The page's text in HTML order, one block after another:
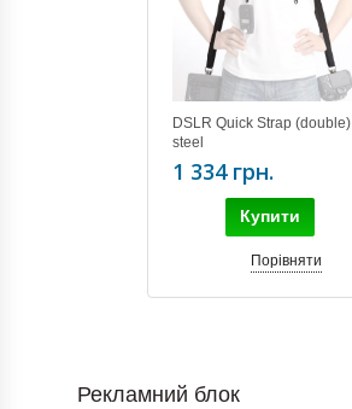
DSLR Quick Strap (double)
steel
1 334 грн.
Купити
Порівняти
Рекламний блок